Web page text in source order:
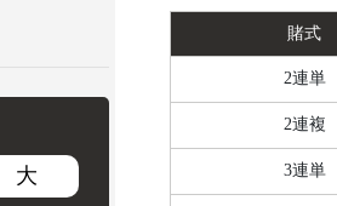
大
賭式
2連単
2連複
3連単